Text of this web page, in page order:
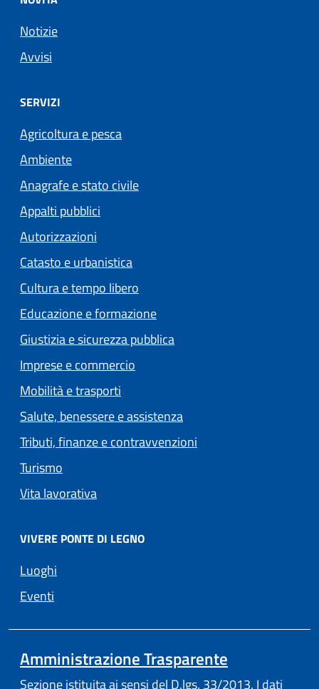
Notizie
Avvisi
SERVIZI
Agricoltura e pesca
Ambiente
Anagrafe e stato civile
Appalti pubblici
Autorizzazioni
Catasto e urbanistica
Cultura e tempo libero
Educazione e formazione
Giustizia e sicurezza pubblica
Imprese e commercio
Mobilità e trasporti
Salute, benessere e assistenza
Tributi, finanze e contravvenzioni
Turismo
Vita lavorativa
VIVERE PONTE DI LEGNO
Luoghi
Eventi
Amministrazione Trasparente
Sezione istituita ai sensi del D.lgs. 33/2013. I dati